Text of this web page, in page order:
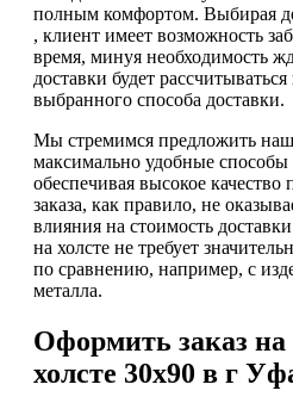
полным комфортом. Выбирая
, клиент имеет возможность
время, минуя необходимость
доставки будет рассчитываться
выбранного способа доставки.
Мы стремимся предложить
максимально удобные способы
обеспечивая высокое
заказа, как правило, не
влияния на стоимость
на холсте не требует
по сравнению, например, с
металла.
Оформить заказ на
холсте 30х90 в г